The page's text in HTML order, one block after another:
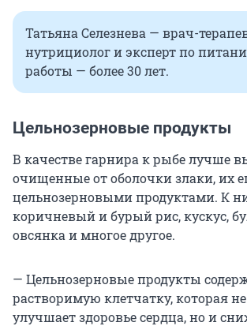
Татьяна Селезнева — врач-
нутрициолог и эксперт по
работы — более 30 лет.
Цельнозерновые продукты
В качестве гарнира к рыбе лучше
очищенные от оболочки злаки, их
цельнозерновыми продуктами. К
коричневый и бурый рис, кускус,
овсянка и многое другое.
— Цельнозерновые продукты
растворимую клетчатку, которая
улучшает здоровье сердца, но и